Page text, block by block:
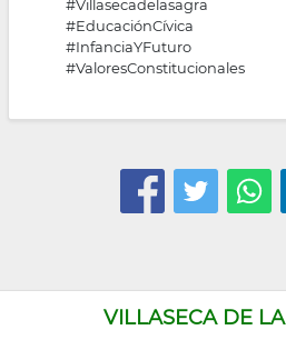
VILLASECA DE
#Villasecadelasagra
#EducaciónCívica
#InfanciaYFuturo
#ValoresConstitucionales